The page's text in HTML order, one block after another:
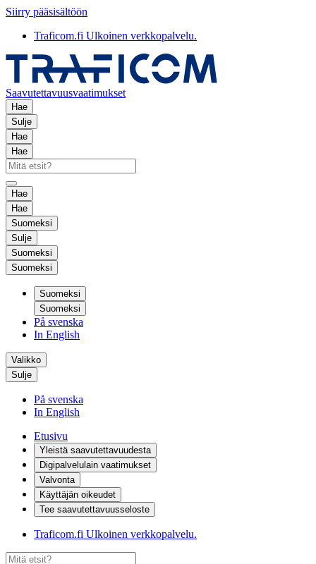
Siirry pääsisältöön
Traficom.fi Ulkoinen verkkopalvelu.
Saavutettavuusvaatimukset
Hae
Sulje
Hae
Hae
Hae
Hae
Suomeksi
Sulje
Suomeksi
Suomeksi
Suomeksi
Suomeksi
På svenska
In English
Valikko
Sulje
På svenska
In English
Etusivu
Yleistä saavutettavuudesta
Digipalvelulain vaatimukset
Valvonta
Käyttäjän oikeudet
Tee saavutettavuusseloste
Traficom.fi Ulkoinen verkkopalvelu.